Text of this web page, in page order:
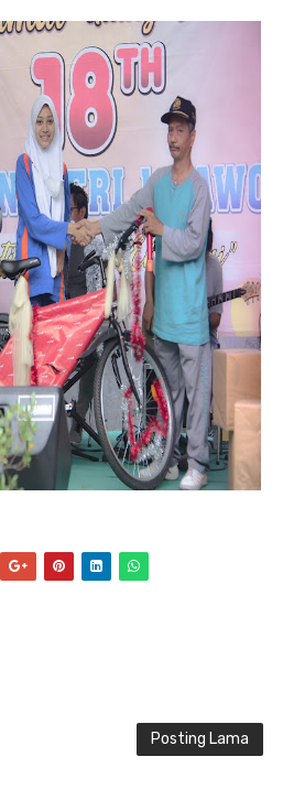
Posting Lama